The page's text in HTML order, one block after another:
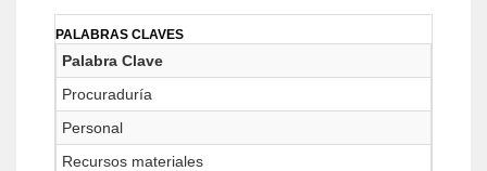
PALABRAS CLAVES
Palabra Clave
Procuraduría
Personal
Recursos materiales